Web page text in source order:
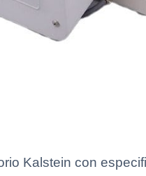
Kalstein con